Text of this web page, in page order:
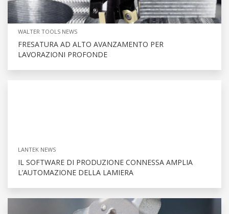
WALTER TOOLS NEWS
FRESATURA AD ALTO AVANZAMENTO PER
LAVORAZIONI PROFONDE
LANTEK NEWS
IL SOFTWARE DI PRODUZIONE CONNESSA AMPLIA
L’AUTOMAZIONE DELLA LAMIERA